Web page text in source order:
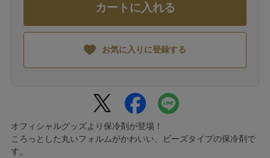
カートに入れる
お気に入りに登録する
オフィシャルグッズより保冷剤が登場！
ころっとした丸いフォルムがかわいい、ビーズタイプの保冷剤で
す。